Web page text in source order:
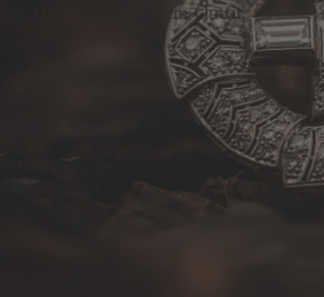
Highlight zu jedem Outfit.